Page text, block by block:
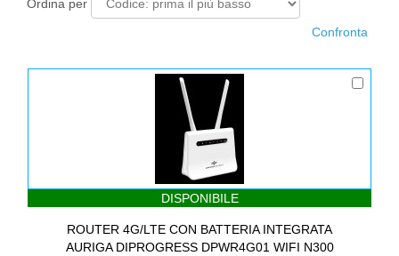
Ordina per
DISPONIBILE
ROUTER 4G/LTE CON BATTERIA INTEGRATA
AURIGA DIPROGRESS DPWR4G01 WIFI N300